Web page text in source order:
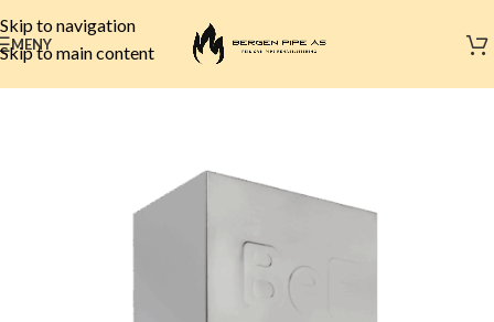
Skip to navigation
Skip to main content
MENY